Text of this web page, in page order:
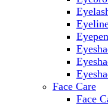
Face Care
Face